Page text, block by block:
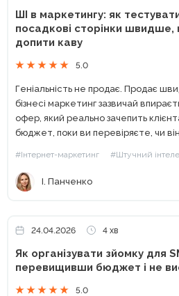
ШІ в маркетингу: як
посадкові сторінки швидше,
допити каву
5.0
Геніальність не продає. Продає швидкість У
бізнесі маркетинг зазвичай впирається в
офер, який реально зачепить клієнта; як не витратити
бюджет, поки ви перевіряєте, чи він
#Інтернет-маркетинг #Штучний
І. Панченко
24.04.2026 4 хв
Як організувати зйомку для
перевищивши бюджет і не
5.0